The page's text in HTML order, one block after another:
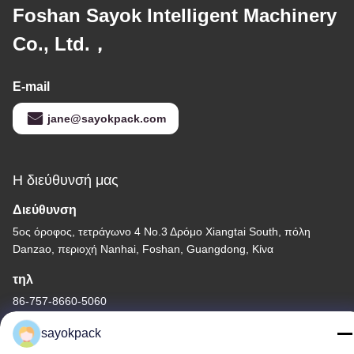
Foshan Sayok Intelligent Machinery
Co., Ltd.，
E-mail
jane@sayokpack.com
Η διεύθυνσή μας
Διεύθυνση
5ος όροφος, τετράγωνο 4 Νο.3 Δρόμο Xiangtai South, πόλη
Danzao, περιοχή Nanhai, Foshan, Guangdong, Κίνα
τηλ
86-757-8660-5060
sayokpack